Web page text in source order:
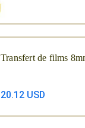
Transfert de films
20.12 USD